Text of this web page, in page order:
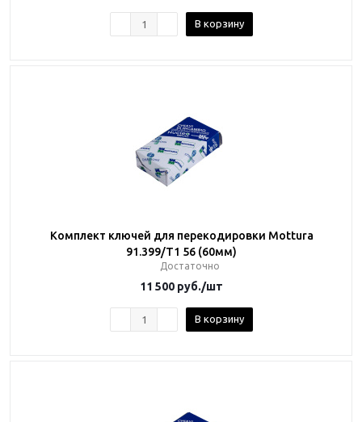
В корзину
Комплект ключей для перекодировки Mottura
91.399/T1 56 (60мм)
Достаточно
11 500 руб./шт
В корзину